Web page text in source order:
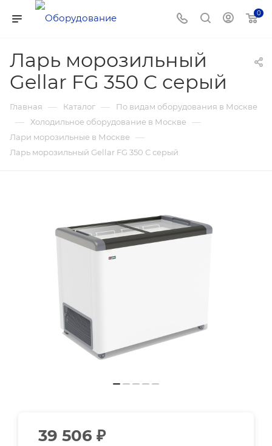
0
Ларь морозильный
Gellar FG 350 С серый
Главная — Каталог — По видам оборудования в Москве
— Холодильное оборудование в Москве —
Лари морозильные в Москве —
Ларь морозильный Gellar FG 350 С серый
39 506 ₽